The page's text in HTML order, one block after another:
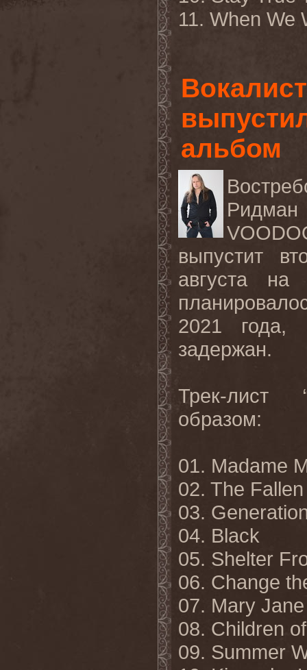
11. When We
альбом
Ридман
выпустит
августа на
2021
задержан.
Трек-лист
образом:
01. Madame
02. The Fallen
03.
04. Black
05. Shelter
06. Change
07. Mary Jane
08. Children
09. Summer